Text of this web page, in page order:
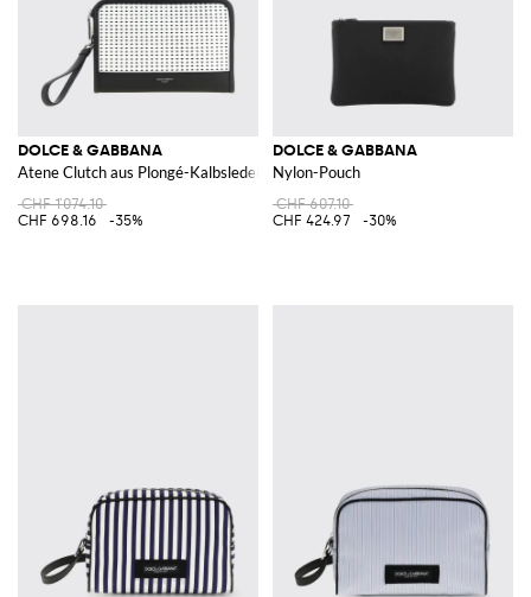
DOLCE & GABBANA
Atene Clutch aus Plongé-Kalbsleder
CHF 1'074.10
CHF 698.16
-35%
DOLCE & GABBANA
Nylon-Pouch
CHF 607.10
CHF 424.97
-30%